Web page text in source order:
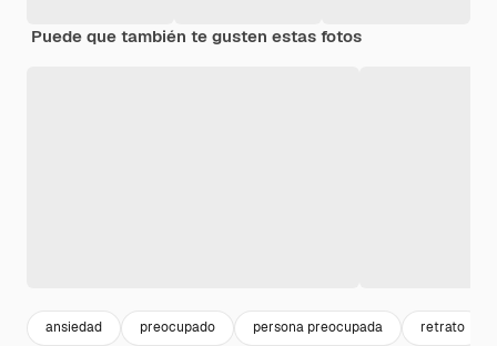
Puede que también te gusten estas fotos
ansiedad preocupado persona preocupada retrato